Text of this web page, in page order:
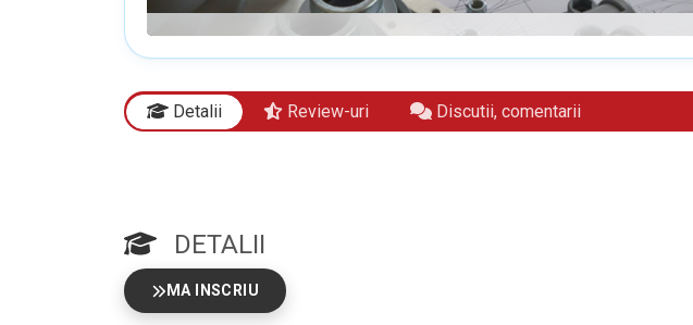
Detalii Review-uri Discutii, comentarii
DETALII
MA INSCRIU